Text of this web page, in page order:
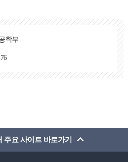
학부
주요 사이트 바로가기